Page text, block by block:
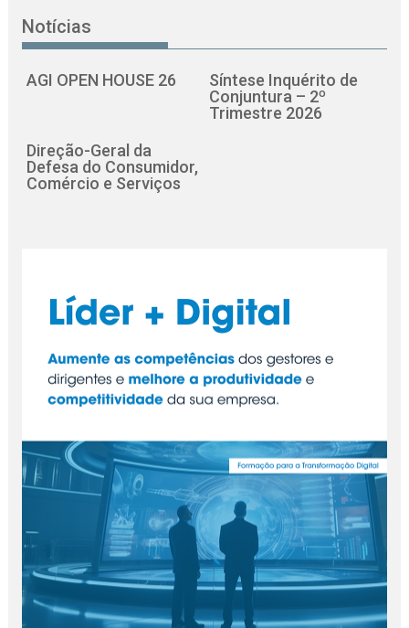
Notícias
AGI OPEN HOUSE 26
Síntese Inquérito de
Conjuntura – 2º
Trimestre 2026
Direção-Geral da
Defesa do Consumidor,
Comércio e Serviços